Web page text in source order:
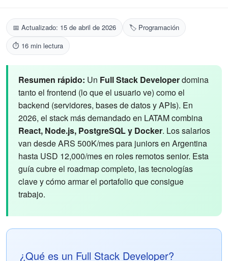
📅 Actualizado: 15 de abril de 2026
🏷️ Programación
⏱️ 16 min lectura
Resumen rápido: Un Full Stack Developerdomina
tanto el frontend (lo que el usuario ve) como el
backend (servidores, bases de datos y APIs). En
2026, el stack más demandado en LATAM combina
React, Node.js, PostgreSQL y Docker. Los salarios
van desde ARS 500K/mes para juniors en Argentina
hasta USD 12,000/mes en roles remotos senior. Esta
guía cubre el roadmap completo, las tecnologías
clave y cómo armar el portafolio que consigue
trabajo.
¿Qué es un Full Stack Developer?